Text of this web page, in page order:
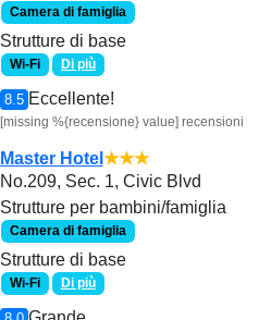
Camera di famiglia
Strutture di base
Wi-Fi Di più
8.5 Eccellente!
[missing %{recensione} value] recensioni
Master Hotel ★★★
No.209, Sec. 1, Civic Blvd
Strutture per bambini/famiglia
Camera di famiglia
Strutture di base
Wi-Fi Di più